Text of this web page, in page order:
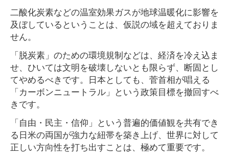
二酸化炭素などの温室効果ガスが地球温暖化に影響を
及ぼしているということは、仮説の域を超えておりま
せん。
「脱炭素」のための環境規制などは、経済を冷え込ま
せ、ひいては文明を破壊しないとも限らず、断固とし
てやめるべきです。日本としても、菅首相が唱える
「カーボンニュートラル」という政策目標を撤回すべ
きです。
「自由・民主・信仰」という普遍的価値観を共有でき
る日米の両国が強力な紐帯を築き上げ、世界に対して
正しい方向性を打ち出すことは、極めて重要です。